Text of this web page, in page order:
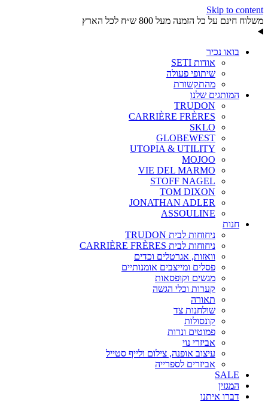
Skip to content
משלוח חינם על כל הזמנה מעל 800 ש״ח לכל הארץ
בואו נכיר
אודות SETI
שיתופי פעולה
מהתקשורת
המותגים שלנו
TRUDON
CARRIÈRE FRÈRES
SKLO
GLOBEWEST
UTOPIA & UTILITY
MOJOO
VIE DEL MARMO
STOFF NAGEL
TOM DIXON
JONATHAN ADLER
ASSOULINE
חנות
ניחוחות לבית TRUDON
ניחוחות לבית CARRIÈRE FRÈRES
וואזות, אגרטלים וכדים
פסלים ומייצבים אומנותיים
מגשים וקופסאות
קערות וכלי הגשה
תאורה
שולחנות צד
קונסולות
פמוטים ונרות
אביזרי נוי
עיצוב אופנה, צילום ולייף סטייל
אביזרים לספרייה
SALE
המגזין
דברו איתנו